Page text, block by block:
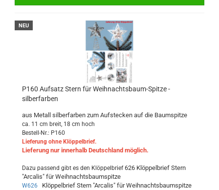
NEU
P160 Aufsatz Stern für Weihnachtsbaum-Spitze -
silberfarben
aus Metall silberfarben zum Aufstecken auf die Baumspitze
ca. 11 cm breit, 18 cm hoch
Bestell-Nr.: P160
Lieferung ohne Klöppelbrief.
Lieferung nur innerhalb Deutschland möglich.
Dazu passend gibt es den Klöppelbrief626 Klöppelbrief Stern
"Arcalis" für Weihnachtsbaumspitze
W626 Klöppelbrief Stern "Arcalis" für Weihnachtsbaumspitze